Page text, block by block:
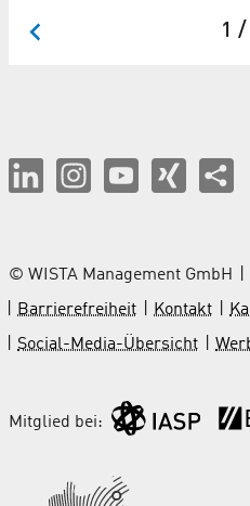
1 /
© WISTA Management GmbH
Barrierefreiheit
Kontakt
Social-Media-Übersicht
Mitglied bei: